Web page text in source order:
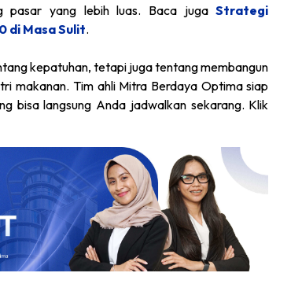
pasar yang lebih luas. Baca jugaStrategi
di Masa Sulit.
kepatuhan, tetapi juga tentang membangun
makanan. Tim ahli Mitra Berdaya Optima siap
bisa langsung Anda jadwalkan sekarang. Klik